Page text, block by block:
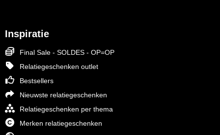
Inspiratie
Final Sale - SOLDES - OP=OP
Relatiegeschenken outlet
Bestsellers
Nieuwste relatiegeschenken
Relatiegeschenken per thema
Merken relatiegeschenken